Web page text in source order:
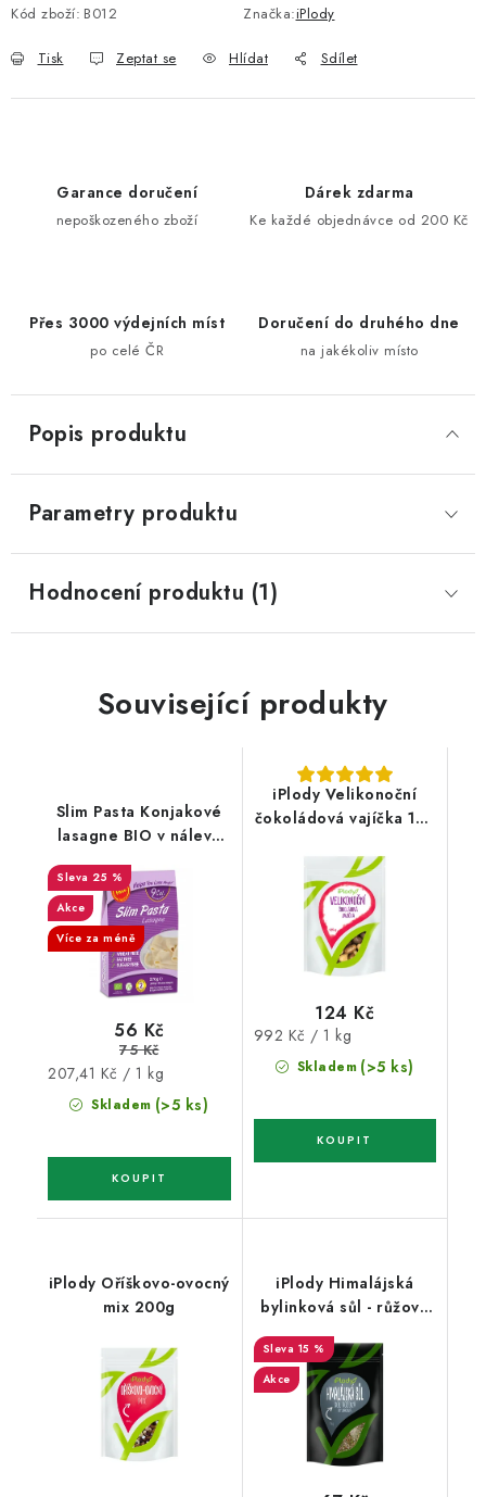
Kód zboží: B012 Značka:iPlody
Tisk Zeptat se Hlídat Sdílet
Garance doručení
nepoškozeného zboží
Dárek zdarma
Ke každé objednávce od 200 Kč
Přes 3000 výdejních míst
po celé ČR
Doručení do druhého dne
na jakékoliv místo
Popis produktu
Parametry produktu
Hodnocení produktu (1)
Související produkty
Slim Pasta Konjakové
lasagne BIO v nálevu
270 g
25 %
Akce
Více za méně
Skladem (>5 ks)
56 Kč
75 Kč
Měrná
cena:
207,41 Kč / 1 kg
iPlody Velikonoční
čokoládová vajíčka 125
Skladem (>5 ks)
124 Kč
Měrná
cena:
992 Kč / 1 kg
iPlody Oříškovo-ovocný
mix 200g
iPlody Himalájská
bylinková sůl - růžová
15 %
Akce